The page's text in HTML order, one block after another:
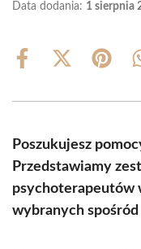
Data dodania: 1 sierpnia
Share
Share
(Twitter)
Share
Poszukujesz
Przedstawiamy
psychoterapeutów
wybranych